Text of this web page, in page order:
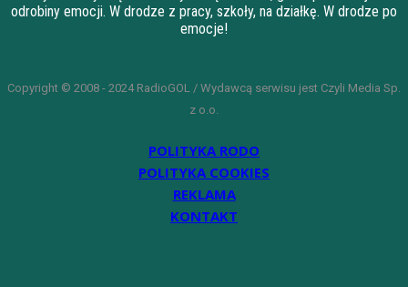
odrobiny emocji. W drodze z pracy, szkoły, na działkę. W drodze po
emocje!
Copyright © 2008 - 2024 RadioGOL / Wydawcą serwisu jest Czyli Media Sp.
z o.o.
POLITYKA RODO
POLITYKA COOKIES
REKLAMA
KONTAKT